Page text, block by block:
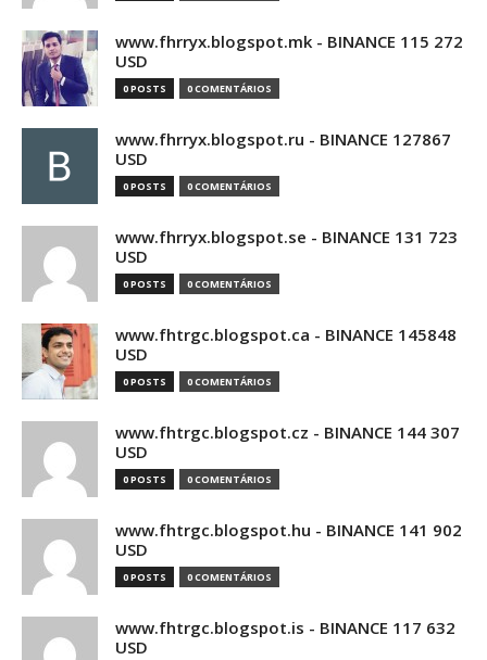
www.fhrryx.blogspot.mk - BINANCE 115 272
USD
0 POSTS 0 COMENTÁRIOS
www.fhrryx.blogspot.ru - BINANCE 127867
USD
0 POSTS 0 COMENTÁRIOS
www.fhrryx.blogspot.se - BINANCE 131 723
USD
0 POSTS 0 COMENTÁRIOS
www.fhtrgc.blogspot.ca - BINANCE 145848
USD
0 POSTS 0 COMENTÁRIOS
www.fhtrgc.blogspot.cz - BINANCE 144 307
USD
0 POSTS 0 COMENTÁRIOS
www.fhtrgc.blogspot.hu - BINANCE 141 902
USD
0 POSTS 0 COMENTÁRIOS
www.fhtrgc.blogspot.is - BINANCE 117 632
USD